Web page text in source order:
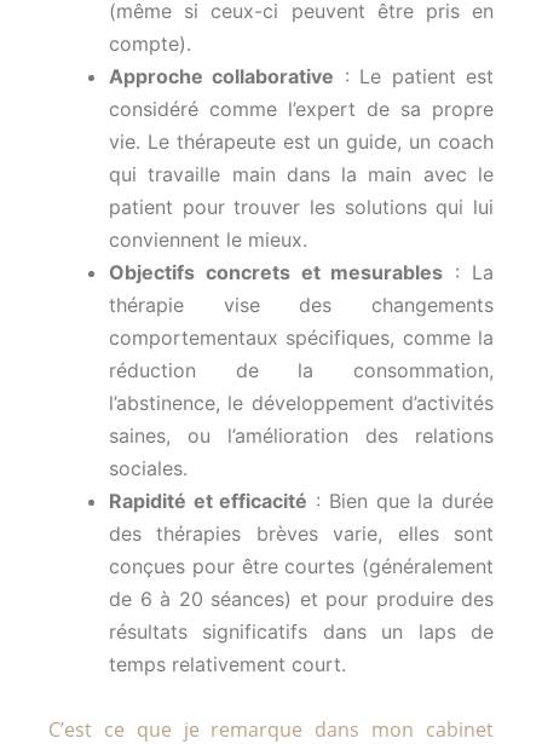
(même si ceux-ci peuvent être pris en
compte).
Approche collaborative : Le patient est
considéré comme l’expert de sa propre
vie. Le thérapeute est un guide, un coach
qui travaille main dans la main avec le
patient pour trouver les solutions qui lui
conviennent le mieux.
Objectifs concrets et mesurables : La
thérapie vise des changements
comportementaux spécifiques, comme la
réduction de la consommation,
l’abstinence, le développement d’activités
saines, ou l’amélioration des relations
sociales.
Rapidité et efficacité : Bien que la durée
des thérapies brèves varie, elles sont
conçues pour être courtes (généralement
de 6 à 20 séances) et pour produire des
résultats significatifs dans un laps de
temps relativement court.
C’est ce que je remarque dans mon cabinet